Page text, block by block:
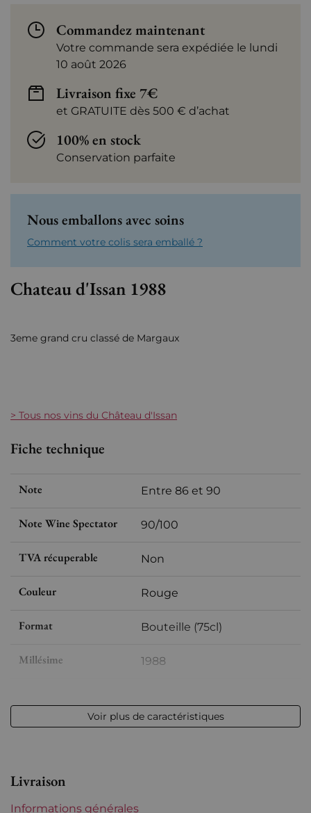
Commandez maintenant
Votre commande sera expédiée le lundi
10 août 2026
Livraison fixe 7€
et GRATUITE dès 500 € d’achat
100% en stock
Conservation parfaite
Nous emballons avec soins
Comment votre colis sera emballé ?
Chateau d'Issan 1988
3eme grand cru classé de Margaux
> Tous nos vins du Château d'Issan
Fiche technique
Note Entre 86 et 90
Note Wine Spectator 90/100
TVA récuperable Non
Couleur Rouge
Format Bouteille (75cl)
Millésime 1988
Appellation Margaux
Voir plus de caractéristiques
Livraison
Informations générales